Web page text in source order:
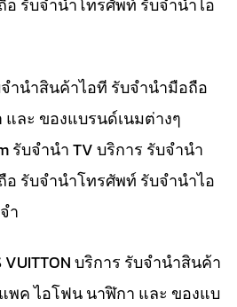
รับจำนำโทรศัพท์ รับจำนำไอ
ำนำสินค้าไอที รับจำนำมือถือ
ละ ของแบรนด์เนมต่างๆ
รับจำนำ TV บริการ รับจำนำ
รับจำนำโทรศัพท์ รับจำนำไอ
ำ
VUITTON บริการ รับจำนำสินค้า
พค ไอโฟน นาฬิกา และ ของแบ